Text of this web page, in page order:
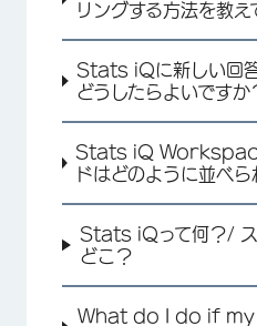
リングする方法を教え
Stats iQに新しい回
どうしたらよいですか
Stats iQ
ドはどのように並べ
Stats iQって何？/ ス
どこ？
What do I do if